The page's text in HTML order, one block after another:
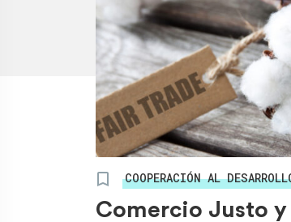
COOPERACIÓN AL
Comercio Justo y